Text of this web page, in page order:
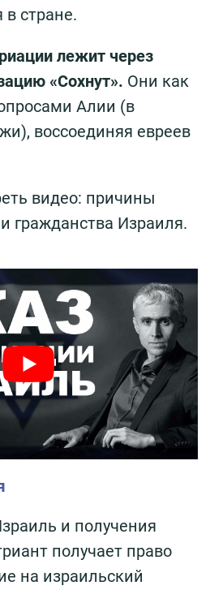
стране.
лежит через
«Сохнут». Они как
Алии (в
воссоединяя евреев
видео: причины
гражданства Израиля.
и получения
получает право
на израильский